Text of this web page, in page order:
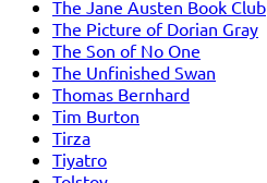
The Jane Austen Book Club
The Picture of Dorian Gray
The Son of No One
The Unfinished Swan
Thomas Bernhard
Tim Burton
Tirza
Tiyatro